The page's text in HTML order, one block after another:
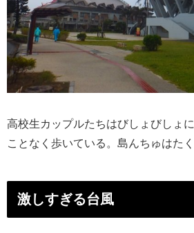
高校生カップルたちはびしょびしょ
ことなく歩いている。島んちゅはたく
激しすぎる台風